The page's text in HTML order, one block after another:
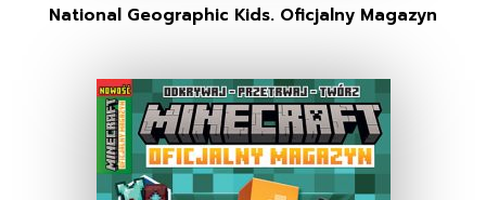
National Geographic Kids. Oficjalny Magazyn